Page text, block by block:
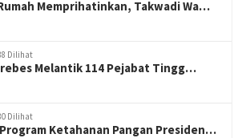
Memprihatinkan, Takwadi Wa…
Dilihat
Melantik 114 Pejabat Tingg…
Dilihat
Ketahanan Pangan Presiden…